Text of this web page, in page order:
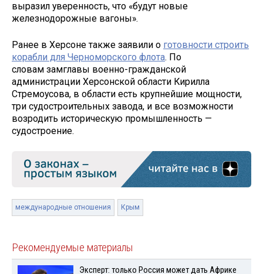
выразил уверенность, что «будут новые
железнодорожные вагоны».
Ранее в Херсоне также заявили о готовности строить
корабли для Черноморского флота. По
словам замглавы военно-гражданской
администрации Херсонской области Кирилла
Стремоусова, в области есть крупнейшие мощности,
три судостроительных завода, и все возможности
возродить историческую промышленность —
судостроение.
международные отношения Крым
Рекомендуемые материалы
Эксперт: только Россия может дать Африке